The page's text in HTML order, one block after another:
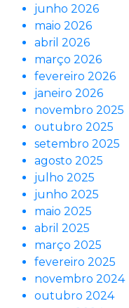
junho 2026
maio 2026
abril 2026
março 2026
fevereiro 2026
janeiro 2026
novembro 2025
outubro 2025
setembro 2025
agosto 2025
julho 2025
junho 2025
maio 2025
abril 2025
março 2025
fevereiro 2025
novembro 2024
outubro 2024